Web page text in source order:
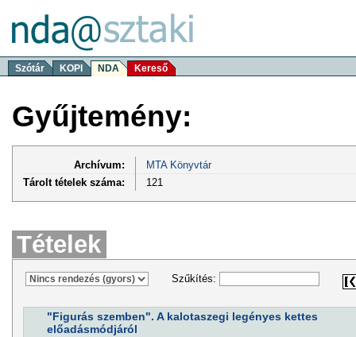
Szótár KOPI NDA Kereső
Gyűjtemény:
Archívum:
MTA Könyvtár
Tárolt tételek száma:
121
Tételek
Szűkítés:
"Figurás szemben". A kalotaszegi legényes kettes
előadásmódjáról